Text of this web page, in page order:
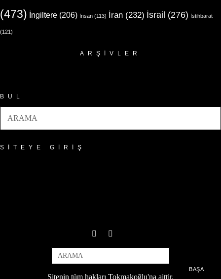
(473) İngiltere (206) İnsan (113) İran (232) İsrail (276) İstihbarat
(121)
ARŞIVLER
BUL
SITEYE GIRIŞ
Sitenin tüm hakları Tokmakoğlu'na aittir.
BAŞA